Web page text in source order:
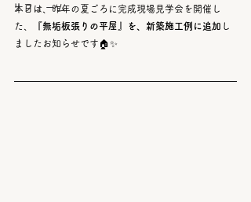
リフォーム
本日は、昨年の夏ごろに完成現場見学会を開催し
た、
『無垢板張りの平屋』を、新築施工例に追加 し
ましたお知らせです🏠✨